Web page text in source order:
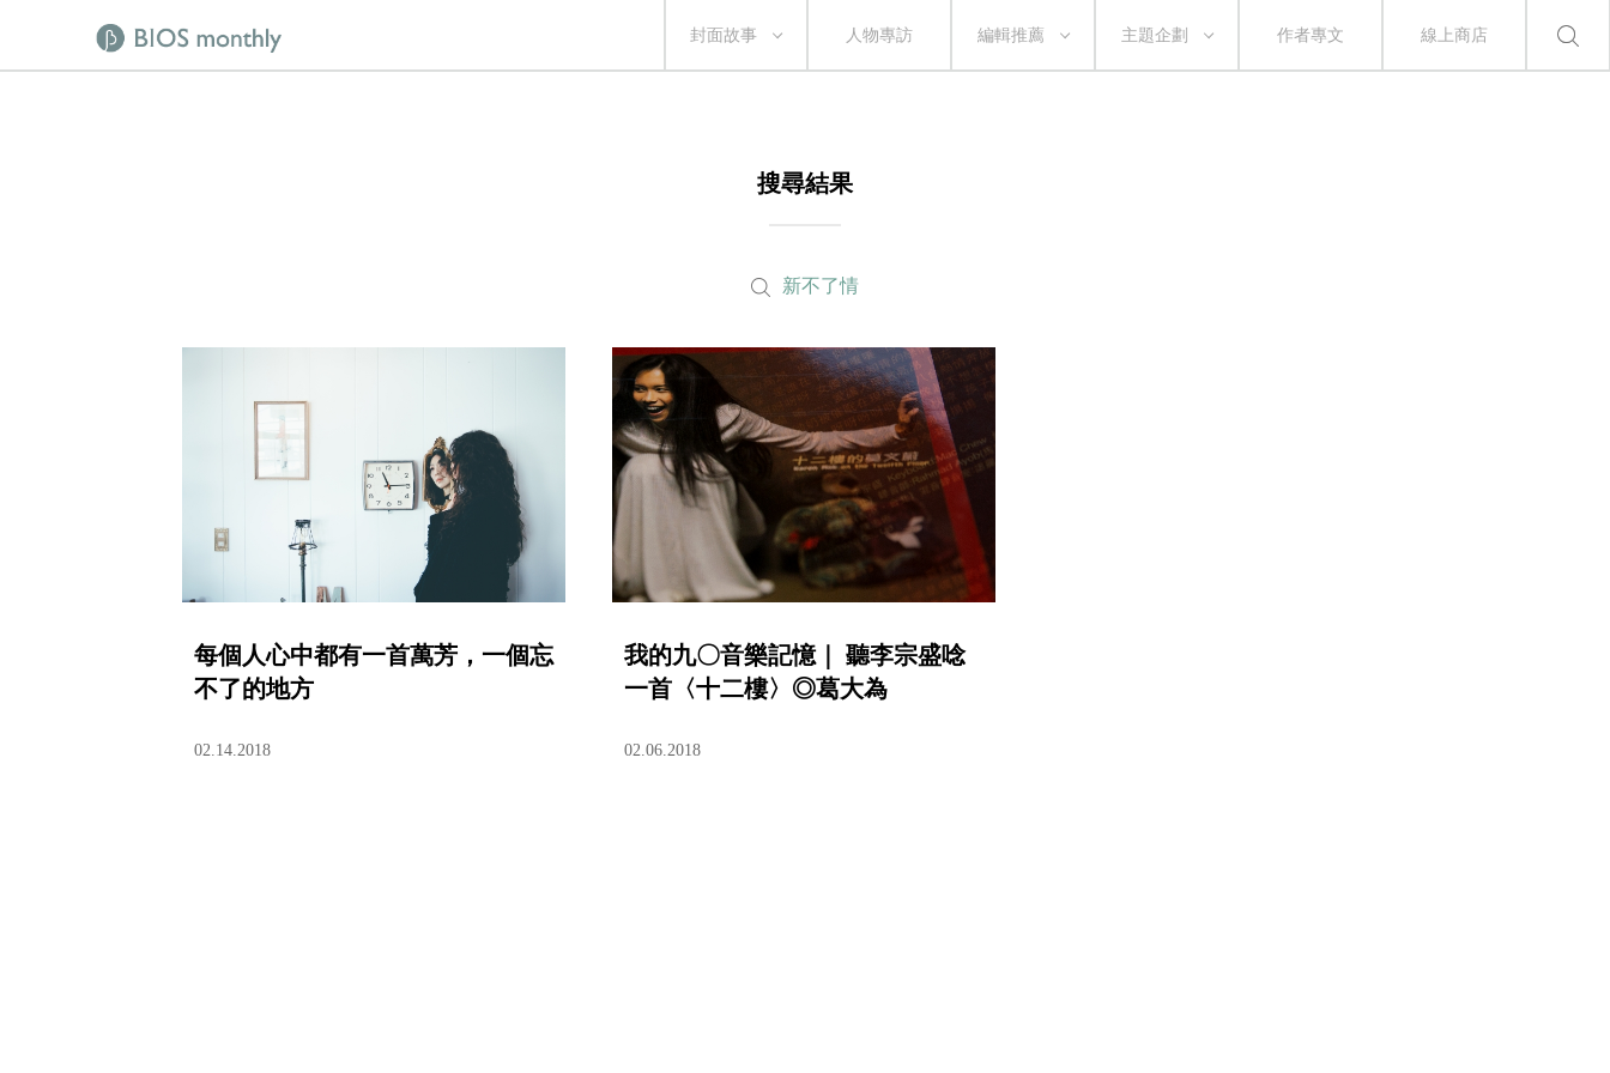
封面故事 人物專訪 編輯推薦 主題企劃 作者專文 線上商店
搜尋結果
新不了情
每個人心中都有一首萬芳，一個忘
不了的地方
02.14.2018
我的九〇音樂記憶｜ 聽李宗盛唸
一首〈十二樓〉◎葛大為
02.06.2018